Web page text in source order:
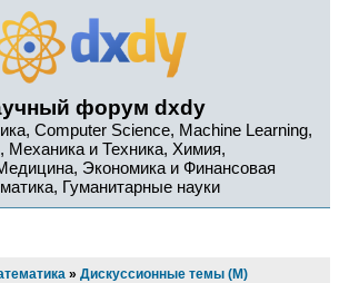
форум dxdy
Computer Science, Machine Learning,
Механика и Техника, Химия,
Экономика и Финансовая
Гуманитарные науки
» Дискуссионные темы (М)